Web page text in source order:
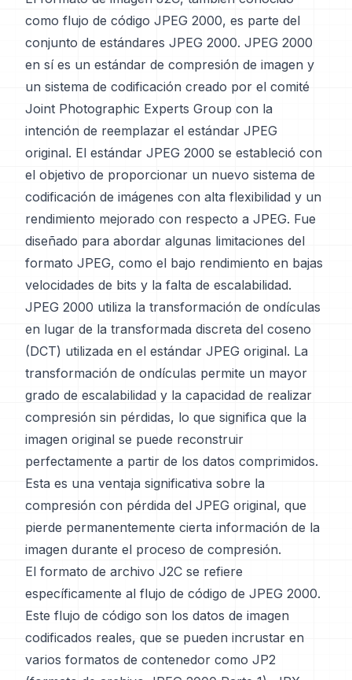
como flujo de código JPEG 2000, es parte del
conjunto de estándares JPEG 2000. JPEG 2000
en sí es un estándar de compresión de imagen y
un sistema de codificación creado por el comité
Joint Photographic Experts Group con la
intención de reemplazar el estándar JPEG
original. El estándar JPEG 2000 se estableció con
el objetivo de proporcionar un nuevo sistema de
codificación de imágenes con alta flexibilidad y un
rendimiento mejorado con respecto a JPEG. Fue
diseñado para abordar algunas limitaciones del
formato JPEG, como el bajo rendimiento en bajas
velocidades de bits y la falta de escalabilidad.
JPEG 2000 utiliza la transformación de ondículas
en lugar de la transformada discreta del coseno
(DCT) utilizada en el estándar JPEG original. La
transformación de ondículas permite un mayor
grado de escalabilidad y la capacidad de realizar
compresión sin pérdidas, lo que significa que la
imagen original se puede reconstruir
perfectamente a partir de los datos comprimidos.
Esta es una ventaja significativa sobre la
compresión con pérdida del JPEG original, que
pierde permanentemente cierta información de la
imagen durante el proceso de compresión.
El formato de archivo J2C se refiere
específicamente al flujo de código de JPEG 2000.
Este flujo de código son los datos de imagen
codificados reales, que se pueden incrustar en
varios formatos de contenedor como JP2